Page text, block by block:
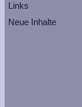
Links
Neue Inhalte